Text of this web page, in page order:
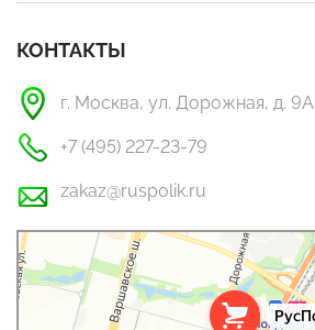
КОНТАКТЫ
г. Москва, ул. Дорожная, д. 9А
+7 (495) 227-23-79
zakaz@ruspolik.ru
РусПолик
Оргстекло, поликарбонат в Москве
Строительные и отделочные работы в Москве